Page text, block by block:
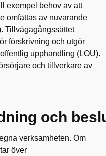
exempel behov av att
omfattas av nuvarande
Tillvägagångssättet
förskrivning och utgör
upphandling (LOU).
och tillverkare av
och
verksamheten. Om
över